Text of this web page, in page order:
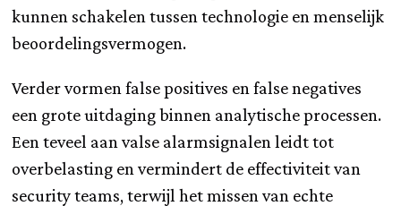
kunnen schakelen tussen technologie en menselijk
beoordelingsvermogen.
Verder vormen false positives en false negatives
een grote uitdaging binnen analytische processen.
Een teveel aan valse alarmsignalen leidt tot
overbelasting en vermindert de effectiviteit van
security teams, terwijl het missen van echte